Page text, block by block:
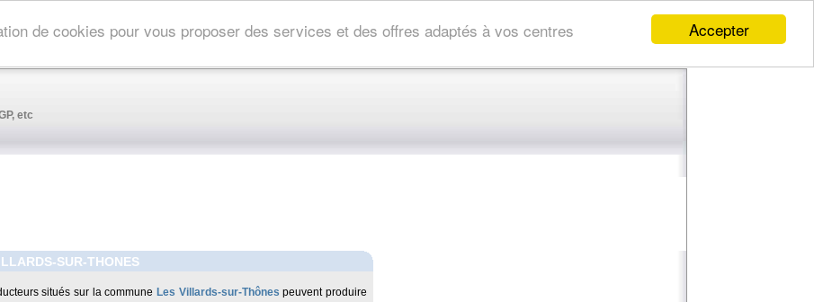
Accepter
de cookies pour vous proposer des services et des offres adaptés à vos centres
etc
SUR-THONES
situés sur la commune Les Villards-sur-Thônes peuvent produire